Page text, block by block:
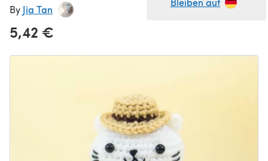
By Jia Tan
5,42 €